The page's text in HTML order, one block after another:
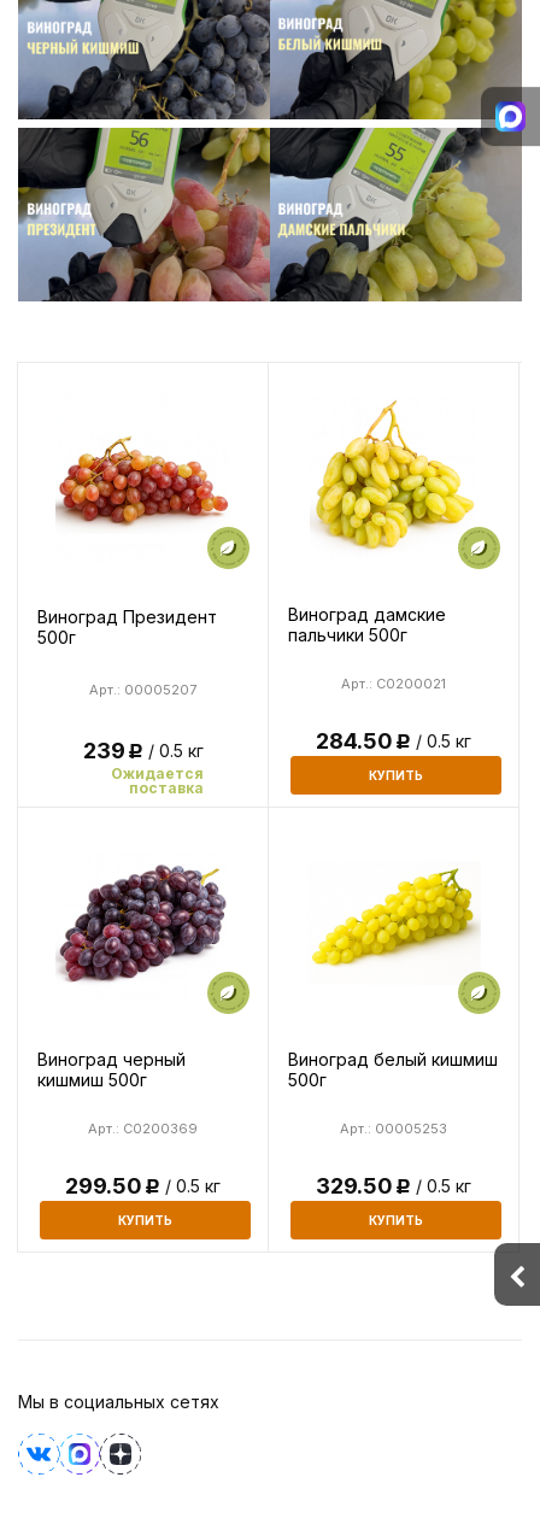
Виноград Президент
500г
Арт.: 00005207
239Р / 0.5 кг
Ожидается
поставка
Виноград дамские
пальчики 500г
Арт.: C0200021
284.50Р / 0.5 кг
КУПИТЬ
Виноград черный
кишмиш 500г
Арт.: C0200369
299.50Р / 0.5 кг
КУПИТЬ
Виноград белый кишмиш
500г
Арт.: 00005253
329.50Р / 0.5 кг
КУПИТЬ
Мы в социальных сетях